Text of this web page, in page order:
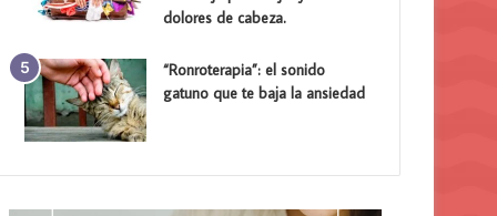
dolores de cabeza.
“Ronroterapia”: el sonido
gatuno que te baja la ansiedad